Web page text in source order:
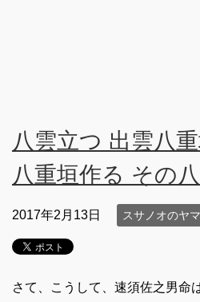
八雲立つ 出雲八
八重垣作る その
2017年2月13日 スサノオのヤ
さて、こうして、速須佐之男命